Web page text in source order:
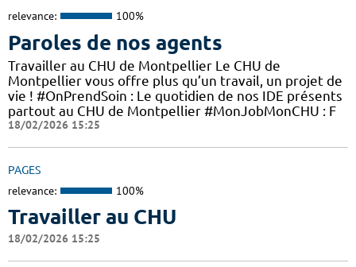
relevance: 100%
Paroles de nos agents
Travailler au CHU de Montpellier Le CHU de
Montpellier vous offre plus qu’un travail, un projet de
vie ! #OnPrendSoin : Le quotidien de nos IDE présents
partout au CHU de Montpellier #MonJobMonCHU : F
18/02/2026 15:25
PAGES
relevance: 100%
Travailler au CHU
18/02/2026 15:25